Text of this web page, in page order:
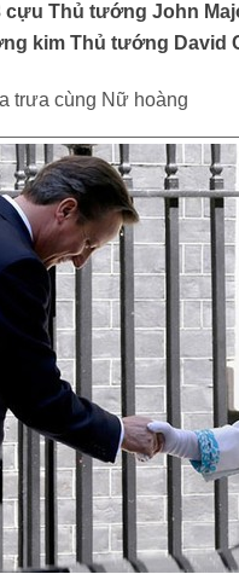
cựu Thủ tướng John
kim Thủ tướng David
trưa cùng Nữ hoàng